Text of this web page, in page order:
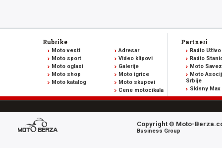
Rubrike
Moto vesti
Moto sport
Moto oglasi
Moto shop
Moto katalog
Adresar
Video klipovi
Galerije
Moto igrice
Moto skupovi
Cene motocikala
Partneri
Radio Uživo
Radio
Moto
Moto
Srbije
Skinny Max
Copyright © Moto-
Business Group